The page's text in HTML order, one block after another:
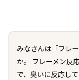
みなさんは「フレ
か。 フレーメン反
で、臭いに反応し